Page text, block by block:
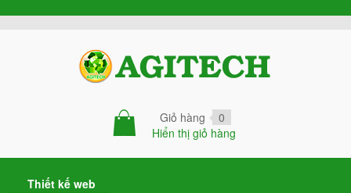
Giỏ hàng
0
Hiển thị giỏ hàng
Thiết kế web